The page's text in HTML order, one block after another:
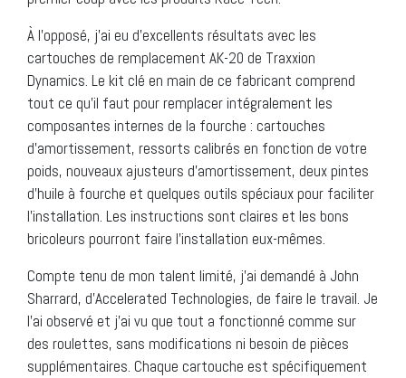
À l’opposé, j’ai eu d’excellents résultats avec les
cartouches de remplacement AK-20 de Traxxion
Dynamics. Le kit clé en main de ce fabricant comprend
tout ce qu’il faut pour remplacer intégralement les
composantes internes de la fourche : cartouches
d’amortissement, ressorts calibrés en fonction de votre
poids, nouveaux ajusteurs d’amortissement, deux pintes
d’huile à fourche et quelques outils spéciaux pour faciliter
l’installation. Les instructions sont claires et les bons
bricoleurs pourront faire l’installation eux-mêmes.
Compte tenu de mon talent limité, j’ai demandé à John
Sharrard, d’Accelerated Technologies, de faire le travail. Je
l’ai observé et j’ai vu que tout a fonctionné comme sur
des roulettes, sans modifications ni besoin de pièces
supplémentaires. Chaque cartouche est spécifiquement